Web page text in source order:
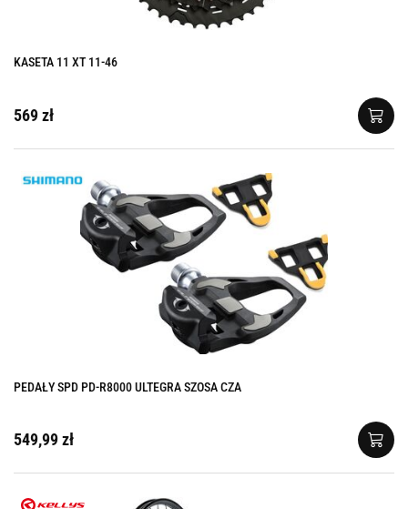
KASETA 11 XT 11-46
569 zł
PEDAŁY SPD PD-R8000 ULTEGRA SZOSA CZA
549,99 zł